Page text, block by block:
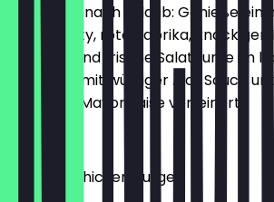
Schmeckt nach Urlaub: Genieße
Dinkel Patty, rote Paprika, knackigen
Zwiebeln und frische Salatgurke im
Brötchen, mit würziger Aioli Sauce
cremigen Mayonnaise verfeinert.
Crunchy Chicken Burger